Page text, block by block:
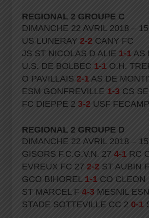
REGIONAL 2 GROUPE C
DIMANCHE 22 AVRIL 2018 –
US LUNERAY 2-2 CANY FC
JS ST NICOLAS D ALIE 1-1 AS
U.S. DE BOLBEC 1-1 O.H.
O PAVILLAIS 2-1 AS DE
ESM GONFREVILLE 1-3 CS
FC DIEPPE 2 3-2 USF FECAMP
REGIONAL 2 GROUPE D
DIMANCHE 22 AVRIL 2018 –
GISORS F.C.G.V.N. 27 4-1 RC
EVREUX FC 27 2-2 ST AUBIN
GCO BIHOREL 1-1 CO CLEON
ST MARCEL F 4-3 MESNIL
STADE SOTTEVILLE CC 2 0-1